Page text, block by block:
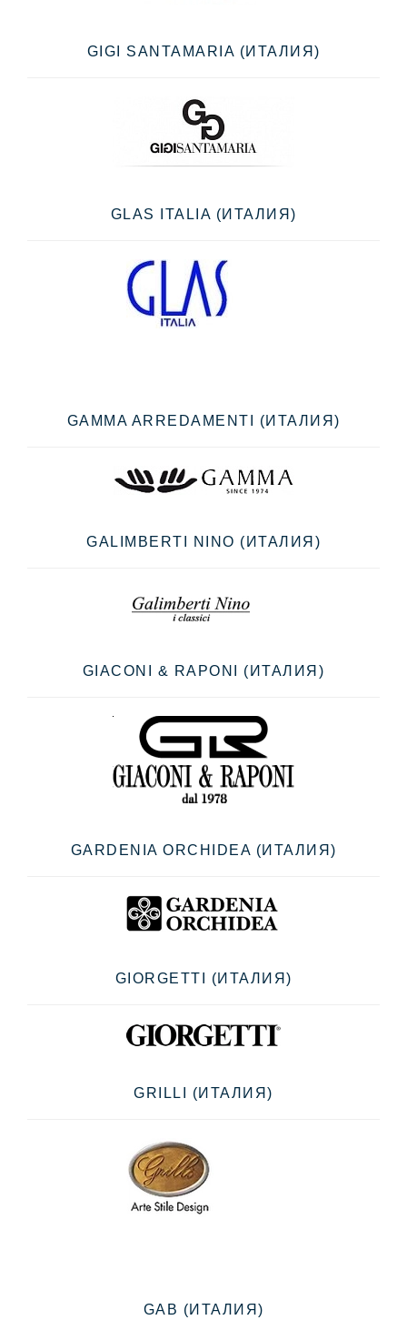
GIGI SANTAMARIA (ИТАЛИЯ)
GLAS ITALIA (ИТАЛИЯ)
GAMMA ARREDAMENTI (ИТАЛИЯ)
GALIMBERTI NINO (ИТАЛИЯ)
GIACONI & RAPONI (ИТАЛИЯ)
GARDENIA ORCHIDEA (ИТАЛИЯ)
GIORGETTI (ИТАЛИЯ)
GRILLI (ИТАЛИЯ)
GAB (ИТАЛИЯ)